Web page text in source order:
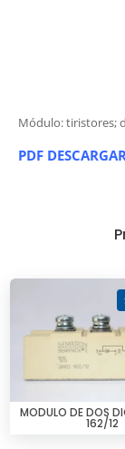
Módulo: tiristores;
PDF
MODULO DE DOS
162/12